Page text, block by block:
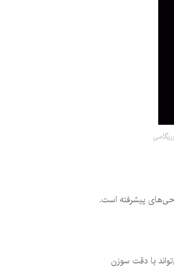
پیشرفته است.
می‌شوند تا ۶۸ درصد دقیق‌تر است و می‌تواند با دقت سوزن